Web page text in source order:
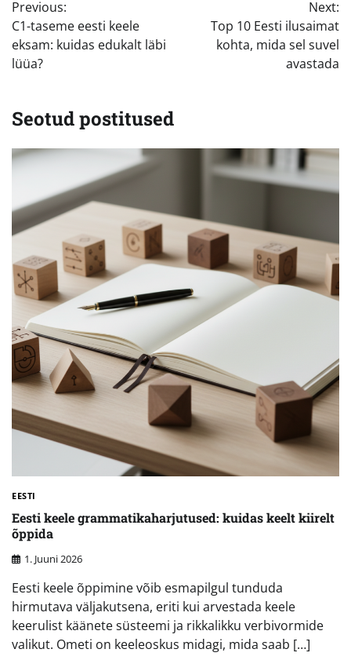
Previous:
C1-taseme eesti keele
eksam: kuidas edukalt läbi
lüüa?
Next:
Top 10 Eesti ilusaimat
kohta, mida sel suvel
avastada
Seotud postitused
EESTI
Eesti keele grammatikaharjutused: kuidas keelt kiirelt
õppida
1. Juuni 2026
Eesti keele õppimine võib esmapilgul tunduda
hirmutava väljakutsena, eriti kui arvestada keele
keerulist käänete süsteemi ja rikkalikku verbivormide
valikut. Ometi on keeleoskus midagi, mida saab […]